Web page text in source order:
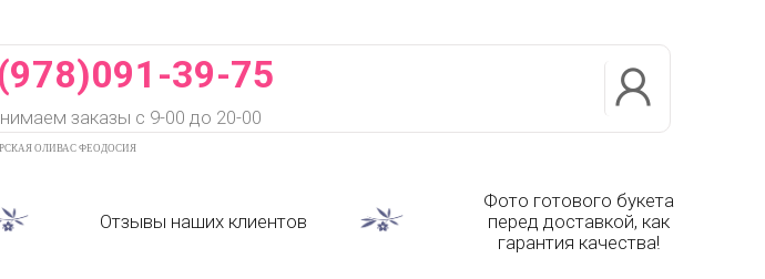
39-75
заказы с 9-00 до 20-00
ОЛИВАС ФЕОДОСИЯ
Отзывы наших клиентов
Фото готового букета
перед доставкой, как
гарантия качества!